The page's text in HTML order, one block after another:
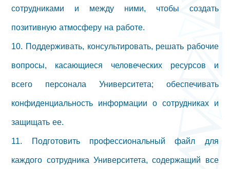
сотрудниками и между ними, чтобы создать
позитивную атмосферу на работе.
10. Поддерживать, консультировать, решать рабочие
вопросы, касающиеся человеческих ресурсов и
всего персонала Университета; обеспечивать
конфиденциальность информации о сотрудниках и
защищать ее.
11. Подготовить профессиональный файл для
каждого сотрудника Университета, содержащий все